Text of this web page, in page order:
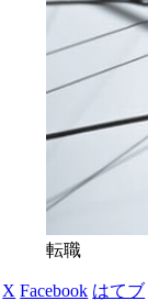
転職
X Facebook はてブ